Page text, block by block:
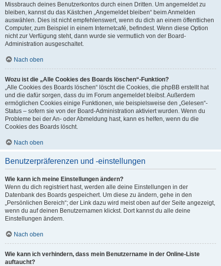
Missbrauch deines Benutzerkontos durch einen Dritten. Um angemeldet zu
bleiben, kannst du das Kästchen „Angemeldet bleiben“ beim Anmelden
auswählen. Dies ist nicht empfehlenswert, wenn du dich an einem öffentlichen
Computer, zum Beispiel in einem Internetcafé, befindest. Wenn diese Option
nicht zur Verfügung steht, dann wurde sie vermutlich von der Board-
Administration ausgeschaltet.
Nach oben
Wozu ist die „Alle Cookies des Boards löschen“-Funktion?
„Alle Cookies des Boards löschen“ löscht die Cookies, die phpBB erstellt hat
und die dafür sorgen, dass du im Forum angemeldet bleibst. Außerdem
ermöglichen Cookies einige Funktionen, wie beispielsweise den „Gelesen“-
Status – sofern sie von der Board-Administration aktiviert wurden. Wenn du
Probleme bei der An- oder Abmeldung hast, kann es helfen, wenn du die
Cookies des Boards löscht.
Nach oben
Benutzerpräferenzen und -einstellungen
Wie kann ich meine Einstellungen ändern?
Wenn du dich registriert hast, werden alle deine Einstellungen in der
Datenbank des Boards gespeichert. Um diese zu ändern, gehe in den
„Persönlichen Bereich“; der Link dazu wird meist oben auf der Seite angezeigt,
wenn du auf deinen Benutzernamen klickst. Dort kannst du alle deine
Einstellungen ändern.
Nach oben
Wie kann ich verhindern, dass mein Benutzername in der Online-Liste
auftaucht?